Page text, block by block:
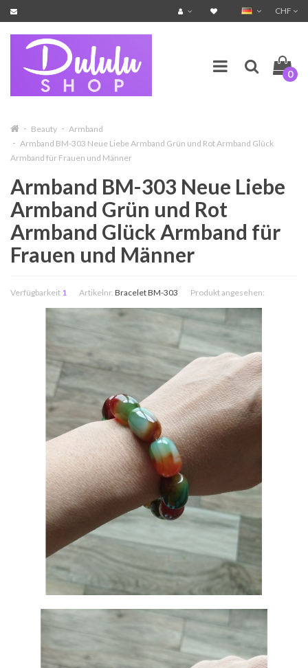
CHF
0
Beauty
Armband
Armband BM-303 Neue Liebe Armband Grün und Rot Armband Glück
Armband für Frauen und Männer
Armband BM-303 Neue Liebe
Armband Grün und Rot
Armband Glück Armband für
Frauen und Männer
Verfügbarkeit 1 Artikelnr. Bracelet BM-303 Produkt angesehen: